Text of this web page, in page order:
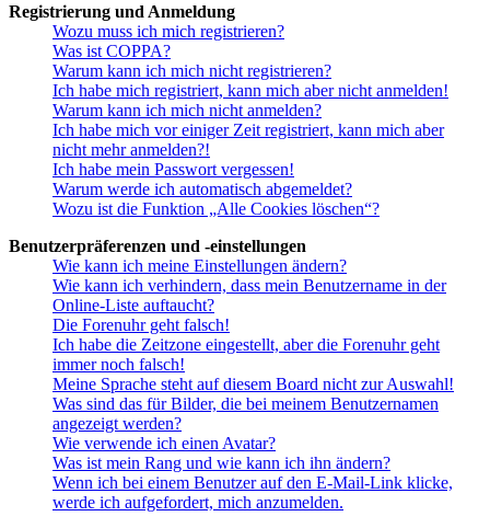
Registrierung und Anmeldung
Wozu muss ich mich registrieren?
Was ist COPPA?
Warum kann ich mich nicht registrieren?
Ich habe mich registriert, kann mich aber nicht anmelden!
Warum kann ich mich nicht anmelden?
Ich habe mich vor einiger Zeit registriert, kann mich aber
nicht mehr anmelden?!
Ich habe mein Passwort vergessen!
Warum werde ich automatisch abgemeldet?
Wozu ist die Funktion „Alle Cookies löschen“?
Benutzerpräferenzen und -einstellungen
Wie kann ich meine Einstellungen ändern?
Wie kann ich verhindern, dass mein Benutzername in der
Online-Liste auftaucht?
Die Forenuhr geht falsch!
Ich habe die Zeitzone eingestellt, aber die Forenuhr geht
immer noch falsch!
Meine Sprache steht auf diesem Board nicht zur Auswahl!
Was sind das für Bilder, die bei meinem Benutzernamen
angezeigt werden?
Wie verwende ich einen Avatar?
Was ist mein Rang und wie kann ich ihn ändern?
Wenn ich bei einem Benutzer auf den E-Mail-Link klicke,
werde ich aufgefordert, mich anzumelden.